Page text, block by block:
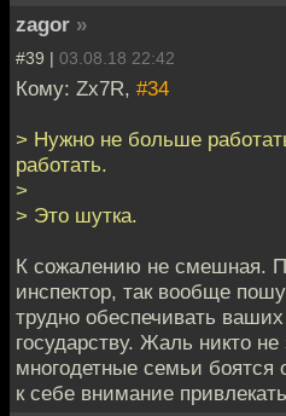
zagor »
#39 | 03.08.18 22:42
Кому: Zx7R, #34
> Нужно не больше
работать.
>
> Это шутка.
К сожалению не смешная.
инспектор, так вообще
трудно обеспечивать
государству. Жаль никто
многодетные семьи боятся
к себе внимание